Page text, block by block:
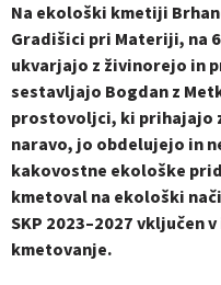
Na ekološki kmetiji
Gradišici pri Materiji, na
ukvarjajo z živinorejo in
sestavljajo Bogdan z
prostovoljci, ki prihajajo
naravo, jo obdelujejo in
kakovostne ekološke
kmetoval na ekološki
SKP 2023–2027 vključen
kmetovanje.